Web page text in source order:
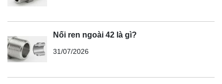
Nối ren ngoài 42 là gì?
31/07/2026